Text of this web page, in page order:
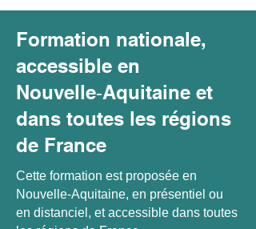
Formation nationale,
accessible en
Nouvelle‑Aquitaine et
dans toutes les régions
de France
Cette formation est proposée en
Nouvelle‑Aquitaine, en présentiel ou
en distanciel, et accessible dans toutes